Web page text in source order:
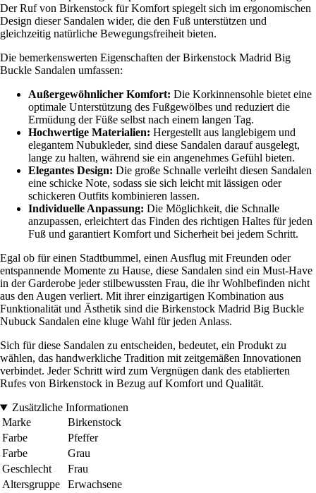
Der Ruf von Birkenstock für Komfort spiegelt sich im ergonomischen
Design dieser Sandalen wider, die den Fuß unterstützen und
gleichzeitig natürliche Bewegungsfreiheit bieten.
Die bemerkenswerten Eigenschaften der Birkenstock Madrid Big
Buckle Sandalen umfassen:
Außergewöhnlicher Komfort: Die Korkinnensohle bietet eine
optimale Unterstützung des Fußgewölbes und reduziert die
Ermüdung der Füße selbst nach einem langen Tag.
Hochwertige Materialien: Hergestellt aus langlebigem und
elegantem Nubukleder, sind diese Sandalen darauf ausgelegt,
lange zu halten, während sie ein angenehmes Gefühl bieten.
Elegantes Design: Die große Schnalle verleiht diesen Sandalen
eine schicke Note, sodass sie sich leicht mit lässigen oder
schickeren Outfits kombinieren lassen.
Individuelle Anpassung: Die Möglichkeit, die Schnalle
anzupassen, erleichtert das Finden des richtigen Haltes für jeden
Fuß und garantiert Komfort und Sicherheit bei jedem Schritt.
Egal ob für einen Stadtbummel, einen Ausflug mit Freunden oder
entspannende Momente zu Hause, diese Sandalen sind ein Must-Have
in der Garderobe jeder stilbewussten Frau, die ihr Wohlbefinden nicht
aus den Augen verliert. Mit ihrer einzigartigen Kombination aus
Funktionalität und Ästhetik sind die Birkenstock Madrid Big Buckle
Nubuck Sandalen eine kluge Wahl für jeden Anlass.
Sich für diese Sandalen zu entscheiden, bedeutet, ein Produkt zu
wählen, das handwerkliche Tradition mit zeitgemäßen Innovationen
verbindet. Jeder Schritt wird zum Vergnügen dank des etablierten
Rufes von Birkenstock in Bezug auf Komfort und Qualität.
Zusätzliche Informationen
Marke
Birkenstock
Farbe
Pfeffer
Farbe
Grau
Geschlecht
Frau
Altersgruppe
Erwachsene